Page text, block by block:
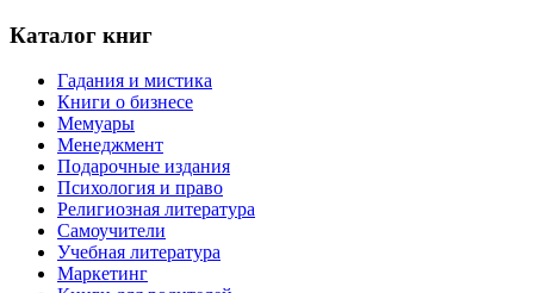
Каталог книг
Гадания и мистика
Книги о бизнесе
Мемуары
Менеджмент
Подарочные издания
Психология и право
Религиозная литература
Самоучители
Учебная литература
Маркетинг